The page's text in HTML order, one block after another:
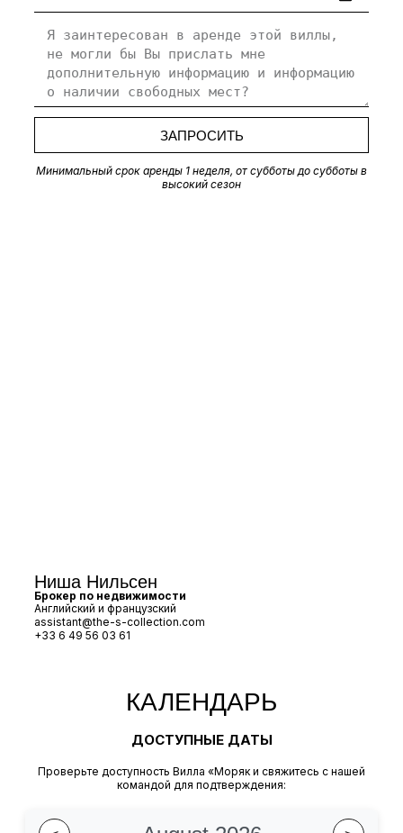
ЗАПРОСИТЬ
Минимальный срок аренды 1 неделя, от субботы до субботы в
высокий сезон
Ниша Нильсен
Брокер по недвижимости
Английский и французский
assistant@the-s-collection.com
+33 6 49 56 03 61
КАЛЕНДАРЬ
ДОСТУПНЫЕ ДАТЫ
Проверьте доступность Вилла «Моряк и свяжитесь с нашей
командой для подтверждения: